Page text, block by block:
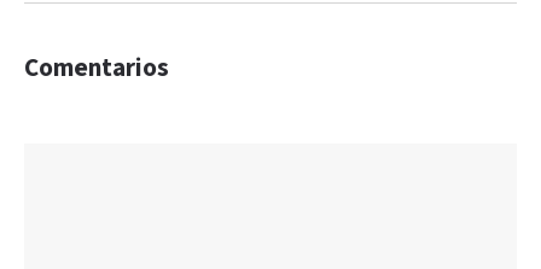
Comentarios